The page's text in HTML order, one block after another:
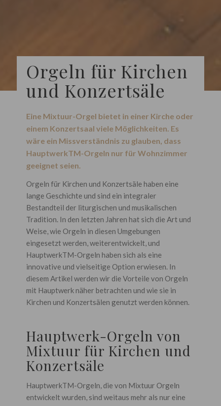
Orgeln für Kirchen
und Konzertsäle
Eine Mixtuur-Orgel bietet in einer Kirche oder
einem Konzertsaal viele Möglichkeiten. Es
wäre ein Missverständnis zu glauben, dass
HauptwerkTM-Orgeln nur für Wohnzimmer
geeignet seien.
Orgeln für Kirchen und Konzertsäle haben eine
lange Geschichte und sind ein integraler
Bestandteil der liturgischen und musikalischen
Tradition. In den letzten Jahren hat sich die Art und
Weise, wie Orgeln in diesen Umgebungen
eingesetzt werden, weiterentwickelt, und
HauptwerkTM-Orgeln haben sich als eine
innovative und vielseitige Option erwiesen. In
diesem Artikel werden wir die Vorteile von Orgeln
mit Hauptwerk näher betrachten und wie sie in
Kirchen und Konzertsälen genutzt werden können.
Hauptwerk-Orgeln von
Mixtuur für Kirchen und
Konzertsäle
HauptwerkTM-Orgeln, die von Mixtuur Orgeln
entwickelt wurden, sind weitaus mehr als nur eine